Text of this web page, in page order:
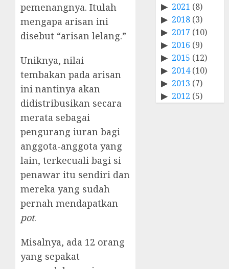
pemenangnya. Itulah
mengapa arisan ini
disebut “arisan lelang.”
Uniknya, nilai
tembakan pada arisan
ini nantinya akan
didistribusikan secara
merata sebagai
pengurang iuran bagi
anggota-anggota yang
lain, terkecuali bagi si
penawar itu sendiri dan
mereka yang sudah
pernah mendapatkan
pot.
Misalnya, ada 12 orang
yang sepakat
2021 (8)
2018 (3)
2017 (10)
2016 (9)
2015 (12)
2014(10)
2013 (7)
2012 (5)